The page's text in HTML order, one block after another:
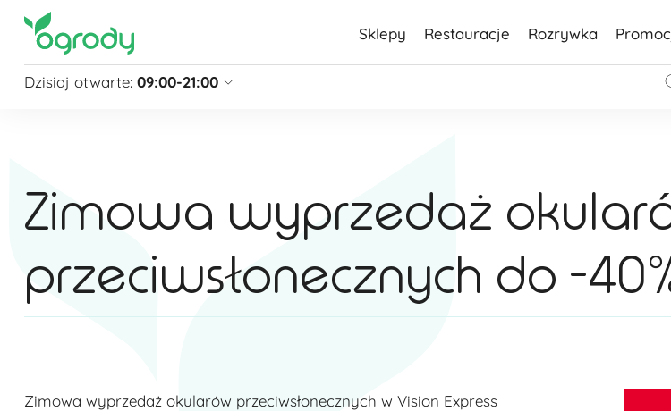
Sklepy Restauracje Rozrywka
Dzisiaj otwarte: 09:00-21:00
zobacz więcej »
Zimowa wyprzedaż
przeciwsłonecznych do -
Zimowa wyprzedaż okularów przeciwsłonecznych w Vision Express